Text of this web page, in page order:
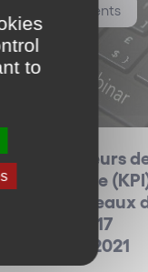
Nos événements
Les indicateurs
performance
dans les réseaux
franchise – 17
septembre 2021
to